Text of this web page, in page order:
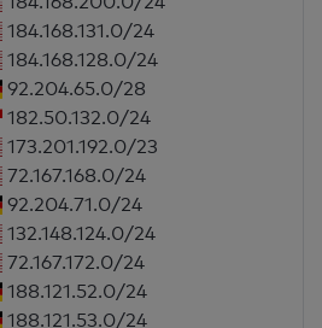
184.168.131.0/24
184.168.128.0/24
92.204.65.0/28
182.50.132.0/24
173.201.192.0/23
72.167.168.0/24
92.204.71.0/24
132.148.124.0/24
72.167.172.0/24
188.121.52.0/24
188.121.53.0/24